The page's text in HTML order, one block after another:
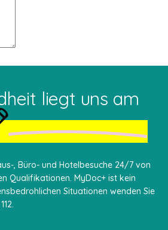
liegt uns am
, Büro- und Hotelbesuche 24/7 von
Qualifikationen. MyDoc+ ist kein
Situationen wenden Sie